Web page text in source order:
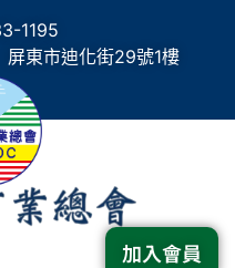
1195
屏東市迪化街29號1樓
加入會員